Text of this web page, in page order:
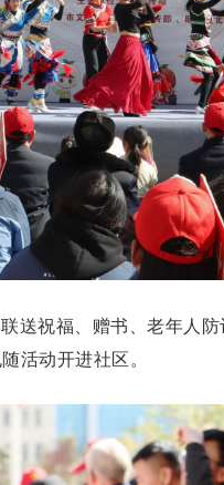
送祝福、赠书、老年人
活动开进社区。